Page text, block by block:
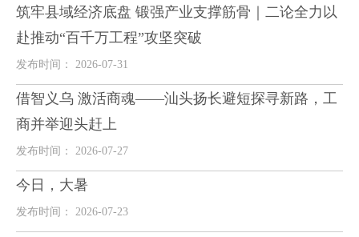
筑牢县域经济底盘 锻强产业支撑筋骨｜二论全力以
赴推动“百千万工程”攻坚突破
发布时间： 2026-07-31
借智义乌 激活商魂——汕头扬长避短探寻新路，工
商并举迎头赶上
发布时间： 2026-07-27
今日，大暑
发布时间： 2026-07-23